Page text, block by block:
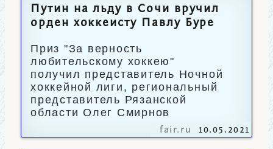
Путин на льду в Сочи вручил
орден хоккеисту Павлу Буре
Приз "За верность
любительскому хоккею"
получил представитель Ночной
хоккейной лиги, региональный
представитель Рязанской
области Олег Смирнов
fair.ru 10.05.2021